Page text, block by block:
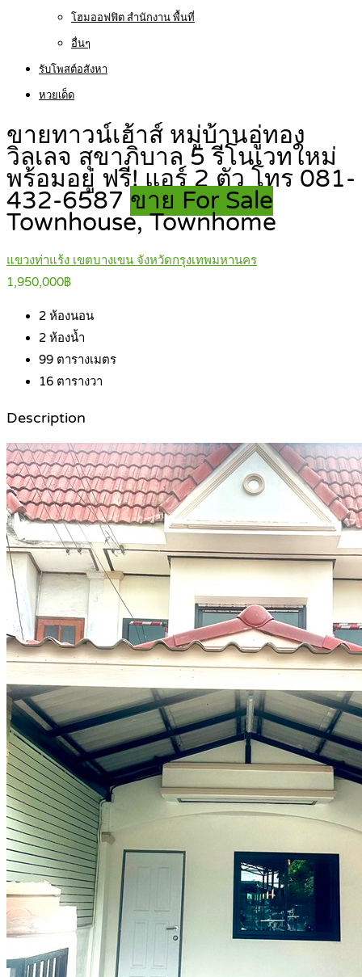
โฮมออฟฟิต สำนักงาน พื้นที่
อื่นๆ
รับโพสต์อสังหา
หวยเด็ด
ขายทาวน์เฮ้าส์ หมู่บ้านอู่ทอง
วิลเลจ สุขาภิบาล 5 รีโนเวทใหม่
พร้อมอยู่ ฟรี! แอร์ 2 ตัว โทร 081-
432-6587 ขาย For Sale
Townhouse, Townhome
แขวงท่าแร้ง เขตบางเขน จังหวัดกรุงเทพมหานคร
1,950,000฿
2 ห้องนอน
2 ห้องน้ำ
99 ตารางเมตร
16 ตารางวา
Description